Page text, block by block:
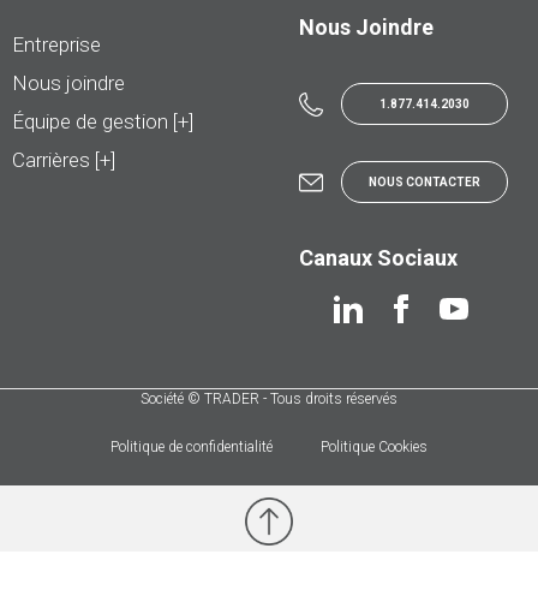
Entreprise
Nous joindre
Équipe de gestion [+]
Carrières [+]
Nous Joindre
1.877.414.2030
NOUS CONTACTER
Canaux Sociaux
Société © TRADER - Tous droits réservés
Politique de confidentialité Politique Cookies